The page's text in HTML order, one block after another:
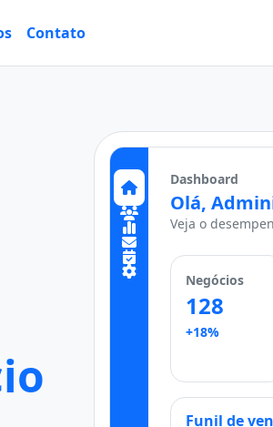
Contato
Dashboard
Olá,
Veja o
Negócios
128
+18%
Funil de